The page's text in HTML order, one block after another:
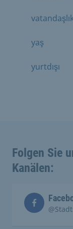
yaş
yurtdışı
Folgen Sie
Kanälen: